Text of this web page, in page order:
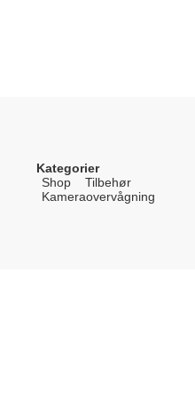
Kategorier
Shop
Tilbehør
Kameraovervågning